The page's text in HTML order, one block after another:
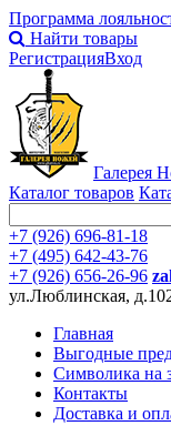
Программа
Найти товары
РегистрацияВход
Галерея
Каталог товаров
+7 (926) 696-81-18
+7 (495) 642-43-76
+7 (926) 656-26-96
ул.Люблинская,
Главная
Выгодные
Символика на
Контакты
Доставка и